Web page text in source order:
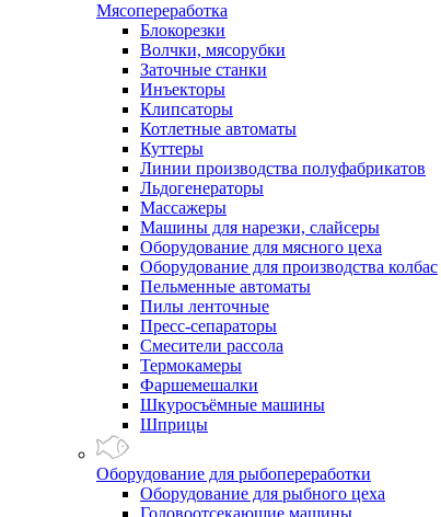
Мясопереработка
Блокорезки
Волчки, мясорубки
Заточные станки
Инъекторы
Клипсаторы
Котлетные автоматы
Куттеры
Линии производства полуфабрикатов
Льдогенераторы
Массажеры
Машины для нарезки, слайсеры
Оборудование для мясного цеха
Оборудование для производства колбас
Пельменные автоматы
Пилы ленточные
Пресс-сепараторы
Смесители рассола
Термокамеры
Фаршемешалки
Шкуросъёмные машины
Шприцы
Оборудование для рыбопереработки
Оборудование для рыбного цеха
Головоотсекающие машины